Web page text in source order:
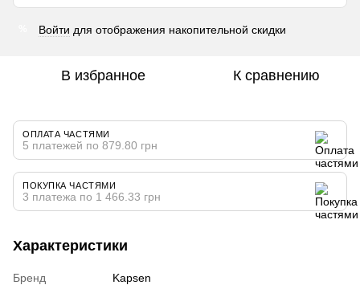
Войти для отображения накопительной скидки
В избранное К сравнению
ОПЛАТА ЧАСТЯМИ
5 платежей по 879.80 грн
ПОКУПКА ЧАСТЯМИ
3 платежа по 1 466.33 грн
Характеристики
Бренд
Kapsen